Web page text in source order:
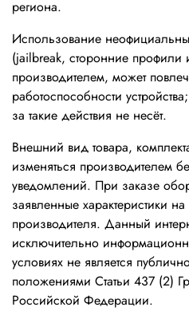
региона.
Использование
(jailbreak, сторонние профили
производителем, может
работоспособности
за такие действия не несёт.
Внешний вид товара,
изменяться производителем
уведомлений. При заказе
заявленные характеристики
производителя. Данный
исключительно
условиях не является
положениями Статьи 437 (2)
Российской Федерации.